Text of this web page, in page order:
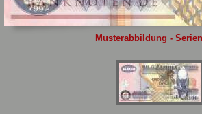
Musterabbildung -